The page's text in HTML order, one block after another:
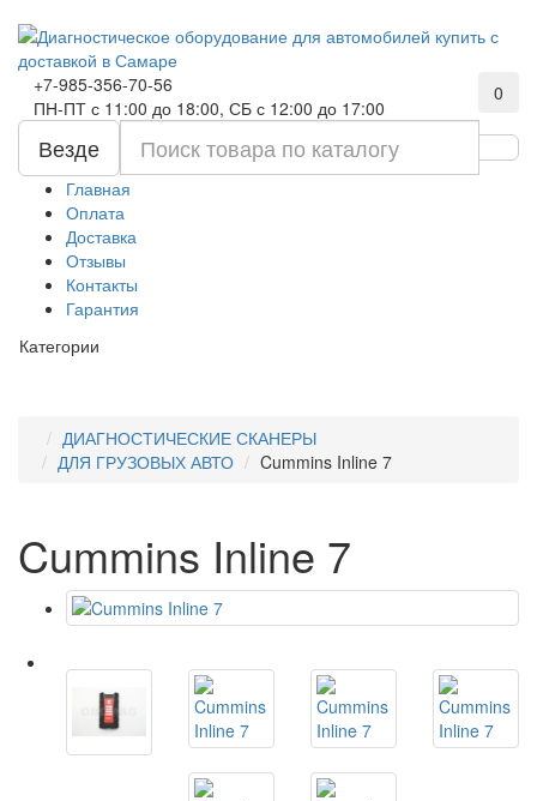
+7-985-356-70-56
ПН-ПТ с 11:00 до 18:00, СБ с 12:00 до 17:00
0
Везде
Главная
Оплата
Доставка
Отзывы
Контакты
Гарантия
Категории
ДИАГНОСТИЧЕСКИЕ СКАНЕРЫ
ДЛЯ ГРУЗОВЫХ АВТО
Cummins Inline 7
Cummins Inline 7